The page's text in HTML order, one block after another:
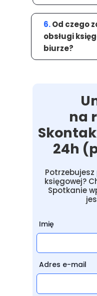
6.Od czego
obsługi
biurze?
Imię
Adres e-mail
na
24h
księgowej?
Spotkanie